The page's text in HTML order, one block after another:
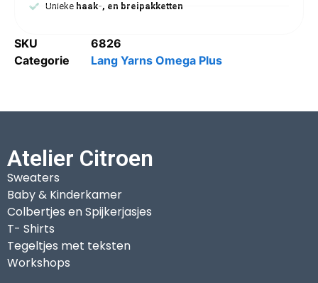
Uniekehaak-, en breipakketten
SKU
6826
Categorie
Lang Yarns Omega Plus
Atelier Citroen
Sweaters
Baby & Kinderkamer
Colbertjes en Spijkerjasjes
T- Shirts
Tegeltjes met teksten
Workshops